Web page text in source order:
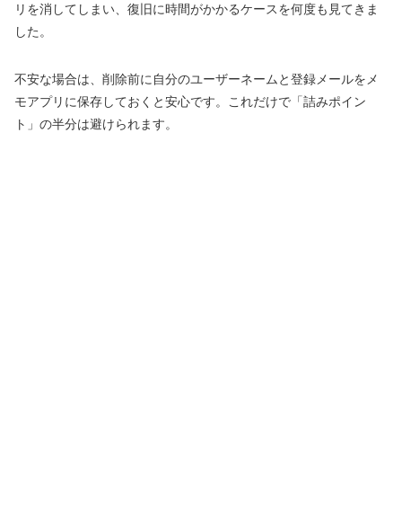
リを消してしまい、復旧に時間がかかるケースを何度も見てきま
した。
不安な場合は、削除前に自分のユーザーネームと登録メールをメ
モアプリに保存しておくと安心です。これだけで「詰みポイン
ト」の半分は避けられます。